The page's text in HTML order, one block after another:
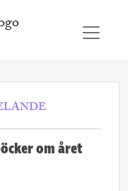
om året